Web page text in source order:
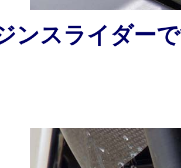
ンスライダー